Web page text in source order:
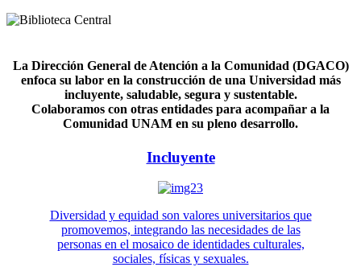
La Dirección General de Atención a la Comunidad (DGACO)
enfoca su labor en la construcción de una Universidad más
incluyente, saludable, segura y sustentable.
Colaboramos con otras entidades para acompañar a la
Comunidad UNAM en su pleno desarrollo.
Incluyente
Diversidad y equidad son valores universitarios que
promovemos, integrando las necesidades de las
personas en el mosaico de identidades culturales,
sociales, físicas y sexuales.